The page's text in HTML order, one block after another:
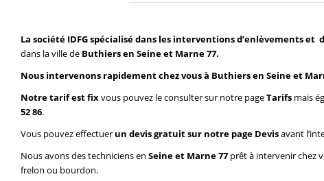
La société IDFG spécialisé dans les interventions d’enlèvements
dans la ville de Buthiers en Seine et Marne 77.
Nous intervenons rapidement chez vous à Buthiers en Seine et
Notre tarif est fixvous pouvez le consulter sur notre pageTarifs mais
52 86.
Vous pouvez effectuer un devis gratuit sur notre page Devisavant
Nous avons des techniciens en Seine et Marne 77 prêt à intervenir chez
frelon ou bourdon.